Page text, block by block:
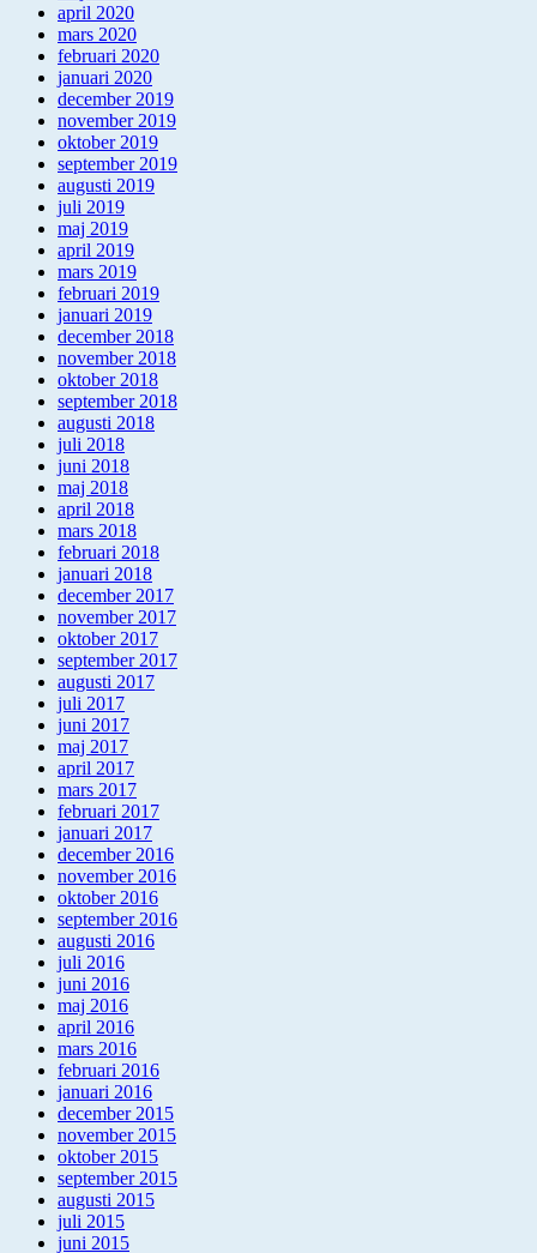
april 2020
mars 2020
februari 2020
januari 2020
december 2019
november 2019
oktober 2019
september 2019
augusti 2019
juli 2019
maj 2019
april 2019
mars 2019
februari 2019
januari 2019
december 2018
november 2018
oktober 2018
september 2018
augusti 2018
juli 2018
juni 2018
maj 2018
april 2018
mars 2018
februari 2018
januari 2018
december 2017
november 2017
oktober 2017
september 2017
augusti 2017
juli 2017
juni 2017
maj 2017
april 2017
mars 2017
februari 2017
januari 2017
december 2016
november 2016
oktober 2016
september 2016
augusti 2016
juli 2016
juni 2016
maj 2016
april 2016
mars 2016
februari 2016
januari 2016
december 2015
november 2015
oktober 2015
september 2015
augusti 2015
juli 2015
juni 2015